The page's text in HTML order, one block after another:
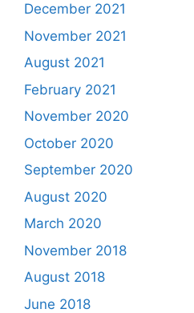
December 2021
November 2021
August 2021
February 2021
November 2020
October 2020
September 2020
August 2020
March 2020
November 2018
August 2018
June 2018